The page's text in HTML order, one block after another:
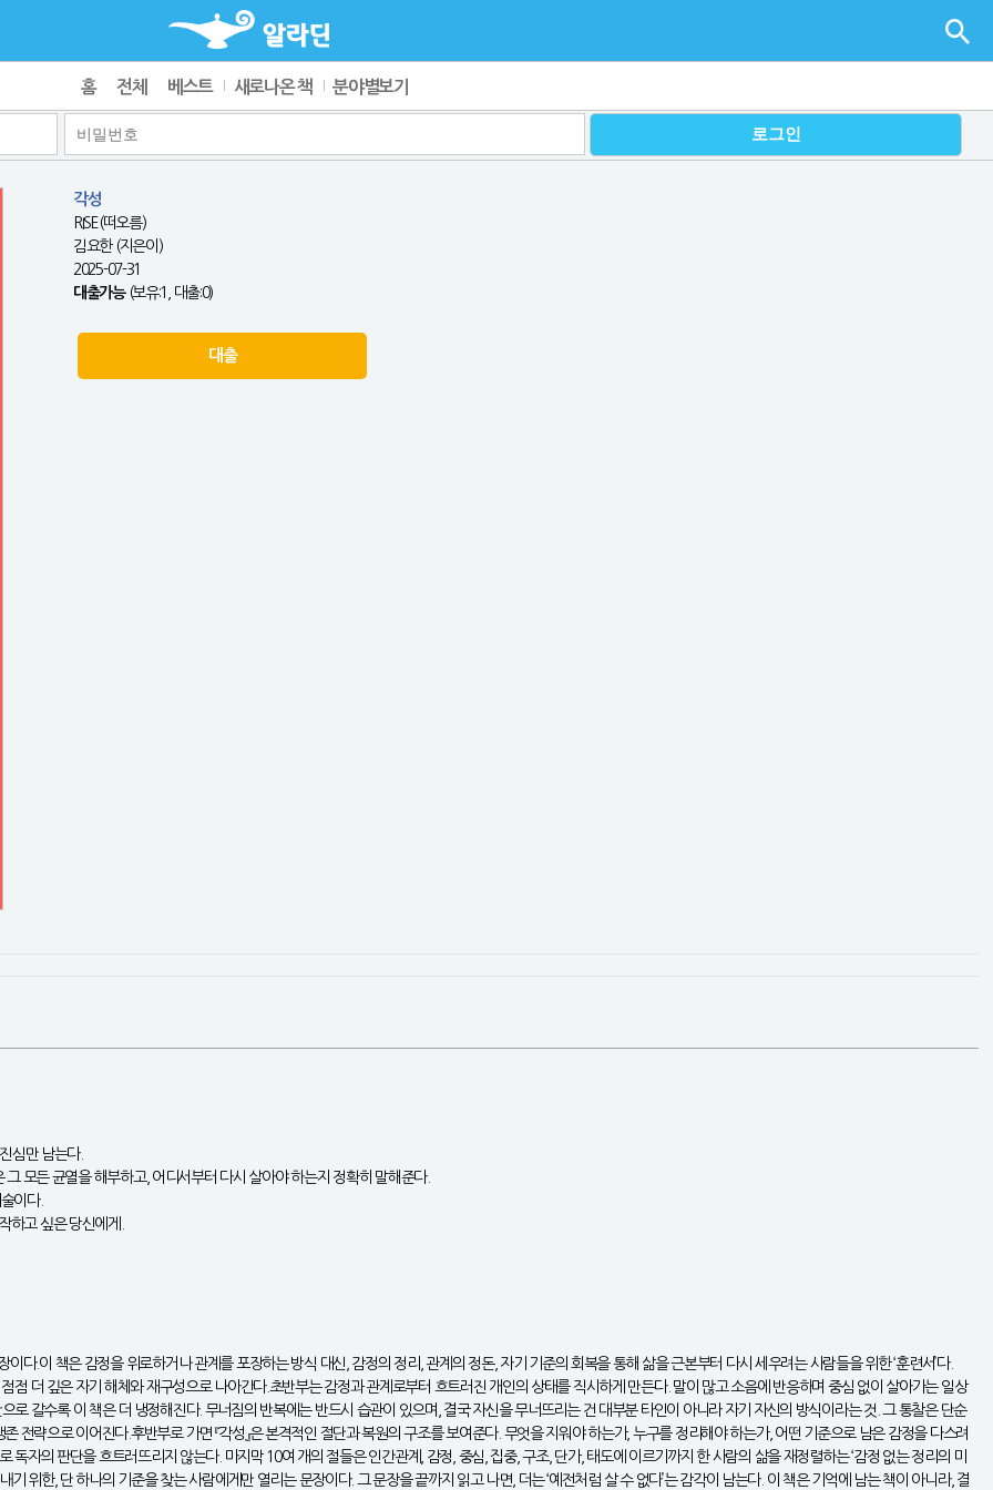
홈 전체 베스트 새로나온 책 분야별보기
각성
RISE(떠오름)
김요한 (지은이)
2025-07-31
대출가능(보유:1, 대출:0)
대출
심만 남는다.
모든 균열을 해부하고, 어디서부터 다시 살아야 하는지 정확히 말해준다.
이다.
하고 싶은 당신에게.
이다.이 책은 감정을 위로하거나 관계를 포장하는 방식 대신, 감정의 정리, 관계의 정돈, 자기 기준의 회복을 통해 삶을 근본부터 다시 세우려는 사람들을 위한 ‘훈련서’다.
더 깊은 자기 해체와 재구성으로 나아간다.초반부는 감정과 관계로부터 흐트러진 개인의 상태를 직시하게 만든다. 말이 많고 소음에 반응하며 중심 없이 살아가는 일상
갈수록 이 책은 더 냉정해진다. 무너짐의 반복에는 반드시 습관이 있으며, 결국 자신을 무너뜨리는 건 대부분 타인이 아니라 자기 자신의 방식이라는 것. 그 통찰은 단순
전략으로 이어진다.후반부로 가면 『각성』은 본격적인 절단과 복원의 구조를 보여준다. 무엇을 지워야 하는가, 누구를 정리해야 하는가, 어떤 기준으로 남은 감정을 다스려
독자의 판단을 흐트러뜨리지 않는다. 마지막 10여 개의 절들은 인간관계, 감정, 중심, 집중, 구조, 단가, 태도에 이르기까지 한 사람의 삶을 재정렬하는 ‘감정 없는 정리의 미
기 위한, 단 하나의 기준을 찾는 사람에게만 열리는 문장이다. 그 문장을 끝까지 읽고 나면, 더는 ‘예전처럼 살 수 없다’는 감각이 남는다. 이 책은 기억에 남는 책이 아니라, 결